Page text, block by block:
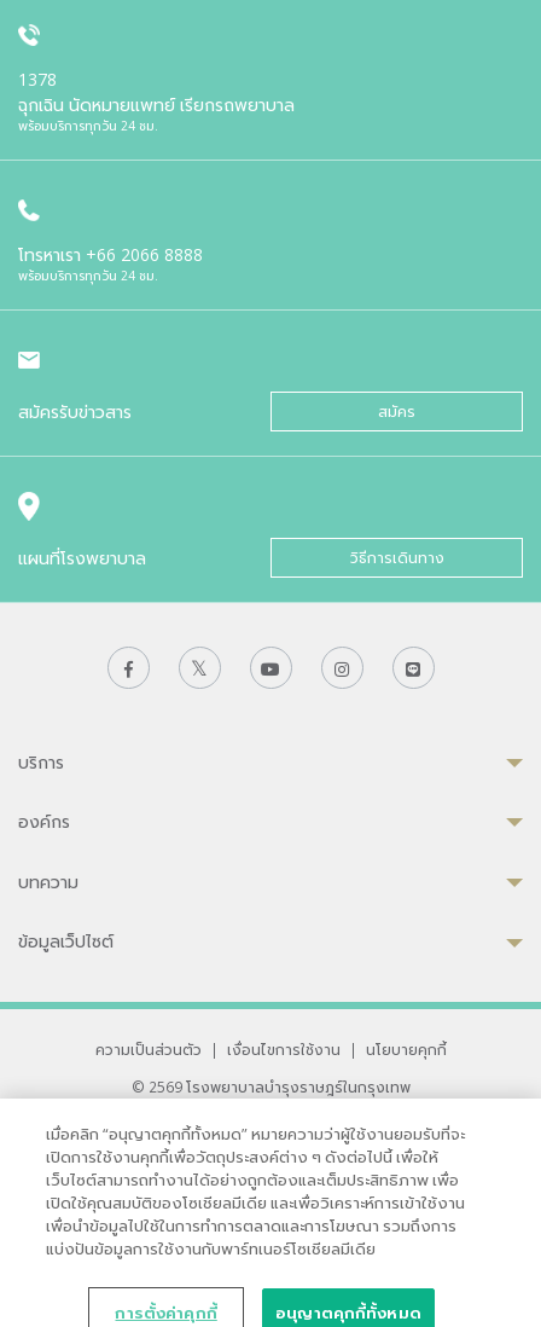
1378
ฉุกเฉิน นัดหมายแพทย์ เรียกรถพยาบาล
พร้อมบริการทุกวัน 24 ชม.
โทรหาเรา +66 2066 8888
พร้อมบริการทุกวัน 24 ชม.
สมัครรับข่าวสาร สมัคร
แผนที่โรงพยาบาล วิธีการเดินทาง
บริการ
องค์กร
บทความ
ข้อมูลเว็ปไซต์
ความเป็นส่วนตัว | เงื่อนไขการใช้งาน |
นโยบายคุกกี้
© 2569 โรงพยาบาลบำรุงราษฎร์ในกรุงเทพ
33 สุขุมวิท ซอย 3 เขตวัฒนา กรุงเทพ 10110 ประเทศไทย
หากท่านมีข้อคิดเห็นหรือปัญหาในการใช้เว็บไซต์ของเรา
เมื่อคลิก “อนุญาตคุกกี้ทั้งหมด” หมายความว่าผู้ใช้งานยอมรับที่จะ
เปิดการใช้งานคุกกี้เพื่อวัตถุประสงค์ต่าง ๆ ดังต่อไปนี้ เพื่อให้
เว็บไซต์สามารถทำงานได้อย่างถูกต้องและเต็มประสิทธิภาพ เพื่อ
เปิดใช้คุณสมบัติของโซเชียลมีเดีย และเพื่อวิเคราะห์การเข้าใช้งาน
เพื่อนำข้อมูลไปใช้ในการทำการตลาดและการโฆษณา รวมถึงการ
แบ่งปันข้อมูลการใช้งานกับพาร์ทเนอร์โซเชียลมีเดีย
การตั้งค่าคุกกี้ อนุญาตคุกกี้ทั้งหมด